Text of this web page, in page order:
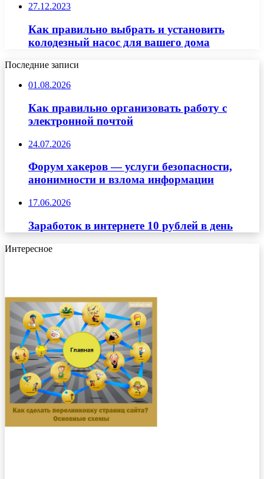
27.12.2023
Как правильно выбрать и установить
колодезный насос для вашего дома
Последние записи
01.08.2026
Как правильно организовать работу с
электронной почтой
24.07.2026
Форум хакеров — услуги безопасности,
анонимности и взлома информации
17.06.2026
Заработок в интернете 10 рублей в день
Интересное